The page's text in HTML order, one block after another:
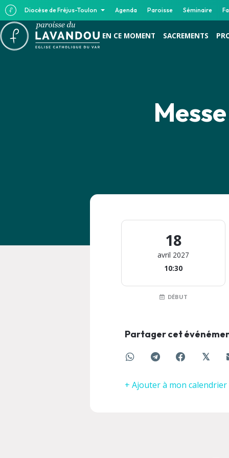
Diocèse de Fréjus-Toulon Agenda Paroisse Séminaire
EN CE MOMENT SACREMENTS
18
avril 2027
10:30
DÉBUT
Partager cet
𝕏
+ Ajouter à mon calendrier